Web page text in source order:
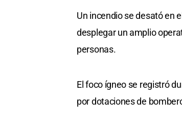
Un incendio se desató en
desplegar un amplio
personas.
El foco ígneo se registró
por dotaciones de